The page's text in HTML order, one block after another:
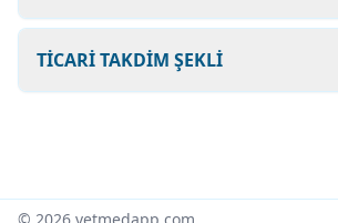
TİCARİ TAKDİM ŞEKLİ